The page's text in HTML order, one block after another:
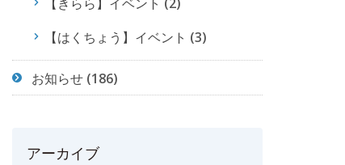
【はくちょう】イベント (3)
お知らせ (186)
アーカイブ